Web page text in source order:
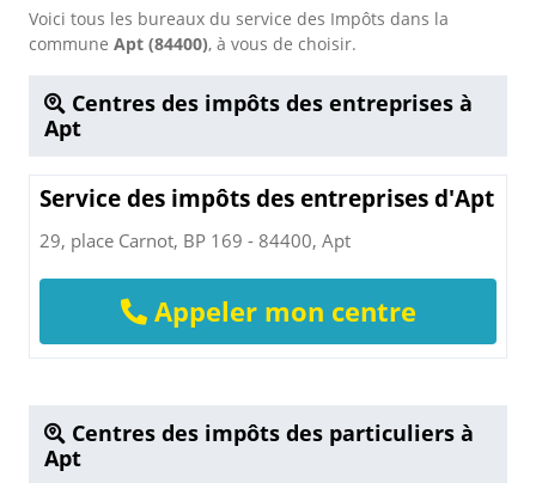
Voici tous les bureaux du service des Impôts dans la
commune Apt (84400), à vous de choisir.
Centres des impôts des entreprises à
Apt
Service des impôts des entreprises d'Apt
29, place Carnot, BP 169 - 84400, Apt
Appeler mon centre
Centres des impôts des particuliers à
Apt